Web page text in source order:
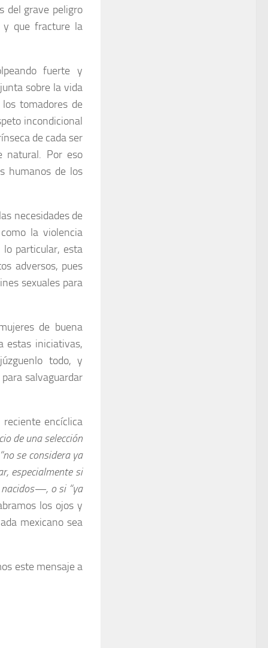
del grave peligro
y que fracture la
fuerte y
sobre la vida
tomadores de
incondicional
de cada ser
natural. Por eso
humanos de los
necesidades de
la violencia
lo particular, esta
adversos, pues
sexuales para
de buena
estas iniciativas,
todo, y
salvaguardar
encíclica
de una selección
se considera ya
especialmente si
o si “ya
los ojos y
mexicano sea
este mensaje a